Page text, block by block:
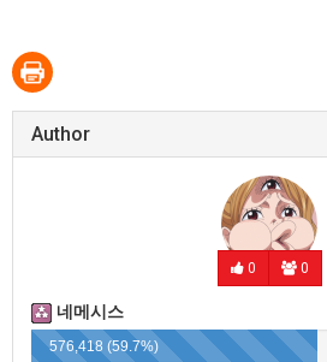
Author
0 0
네메시스
576,418 (59.7%)